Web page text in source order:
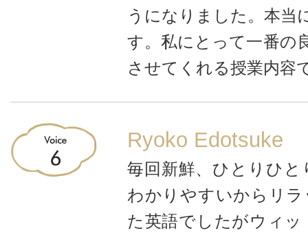
うになりました。本当
す。私にとって一番の
させてくれる授業内容
Ryoko Edotsuke
毎回新鮮、ひとりひ
わかりやすいからリ
た英語でしたがウィ